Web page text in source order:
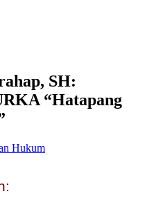
SH:
“Hatapang
Hukum